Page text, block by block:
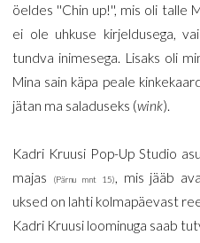
öeldes ''Chin up!'', mis oli talle
ei ole uhkuse kirjeldusega,
tundva inimesega. Lisaks oli
Mina sain käpa peale
jätan ma saladuseks (wink).
Kadri Kruusi Pop-Up Studio
majas
(Pärnu mnt 15), mis jääb
uksed on lahti kolmapäevast
Kadri Kruusi loominuga saab